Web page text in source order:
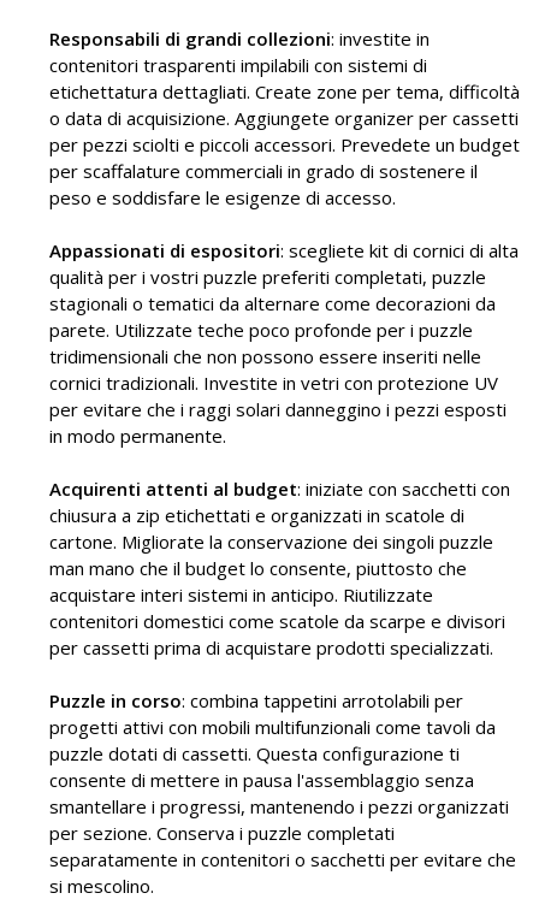
Responsabili di grandi collezioni: investite in
contenitori trasparenti impilabili con sistemi di
etichettatura dettagliati. Create zone per tema, difficoltà
o data di acquisizione. Aggiungete organizer per cassetti
per pezzi sciolti e piccoli accessori. Prevedete un budget
per scaffalature commerciali in grado di sostenere il
peso e soddisfare le esigenze di accesso.
Appassionati di espositori: scegliete kit di cornici di alta
qualità per i vostri puzzle preferiti completati, puzzle
stagionali o tematici da alternare come decorazioni da
parete. Utilizzate teche poco profonde per i puzzle
tridimensionali che non possono essere inseriti nelle
cornici tradizionali. Investite in vetri con protezione UV
per evitare che i raggi solari danneggino i pezzi esposti
in modo permanente.
Acquirenti attenti al budget: iniziate con sacchetti con
chiusura a zip etichettati e organizzati in scatole di
cartone. Migliorate la conservazione dei singoli puzzle
man mano che il budget lo consente, piuttosto che
acquistare interi sistemi in anticipo. Riutilizzate
contenitori domestici come scatole da scarpe e divisori
per cassetti prima di acquistare prodotti specializzati.
Puzzle in corso: combina tappetini arrotolabili per
progetti attivi con mobili multifunzionali come tavoli da
puzzle dotati di cassetti. Questa configurazione ti
consente di mettere in pausa l'assemblaggio senza
smantellare i progressi, mantenendo i pezzi organizzati
per sezione. Conserva i puzzle completati
separatamente in contenitori o sacchetti per evitare che
si mescolino.